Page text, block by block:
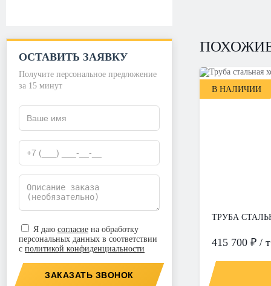
ОСТАВИТЬ ЗАЯВКУ
Получите персональное предложение
за 15 минут
Я даю согласие на обработку
персональных данных в соответствии
с политикой конфиденциальности
ЗАКАЗАТЬ ЗВОНОК
В НАЛИЧИИ
ТРУБА
415 700 ₽ / т